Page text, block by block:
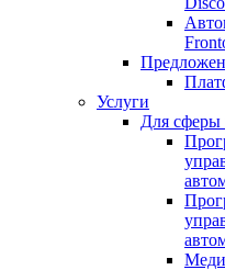
Услуги
Для сферы